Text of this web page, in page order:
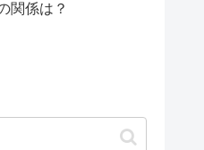
関係は？